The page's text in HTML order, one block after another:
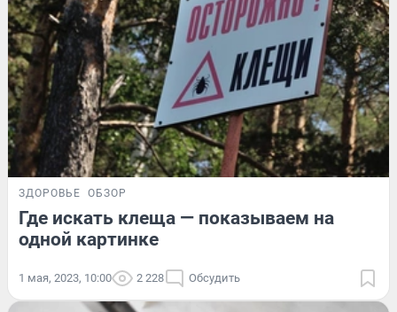
ЗДОРОВЬЕ ОБЗОР
Где искать клеща — показываем на
одной картинке
1 мая, 2023, 10:00 2 228 Обсудить